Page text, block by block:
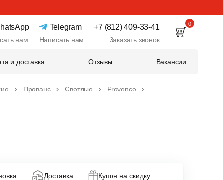
нам
Telegram
Написать нам
+7 (812) 409-33-41
Заказать звонок
0
и доставка Отзывы Вакансии
Прованс Светлые Provence
Доставка Купон на скидку